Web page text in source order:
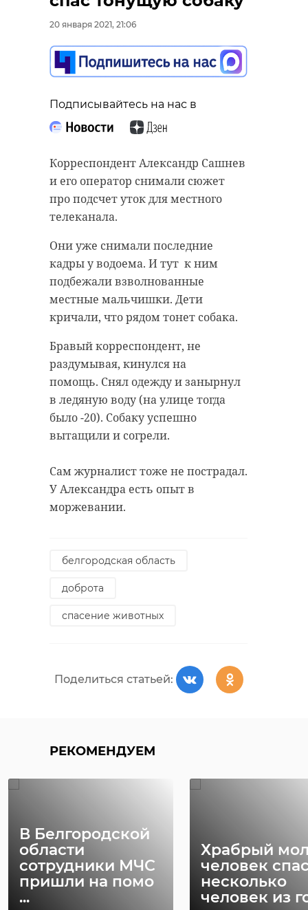
20 января 2021, 21:06
Подписывайтесь на нас в
Корреспондент Александр Сашнев
и его оператор снимали сюжет
про подсчет уток для местного
телеканала.
Они уже снимали последние
кадры у водоема. И тут к ним
подбежали взволнованные
местные мальчишки. Дети
кричали, что рядом тонет собака.
Бравый корреспондент, не
раздумывая, кинулся на
помощь. Снял одежду и занырнул
в ледяную воду (на улице тогда
было -20). Собаку успешно
вытащили и согрели.
Сам журналист тоже не пострадал.
У Александра есть опыт в
моржевании.
белгородская область
доброта
спасение животных
Поделиться статьей:
РЕКОМЕНДУЕМ
В Белгородской
области
сотрудники МЧС
пришли на помо
...
Храбрый
человек
несколько
человек из